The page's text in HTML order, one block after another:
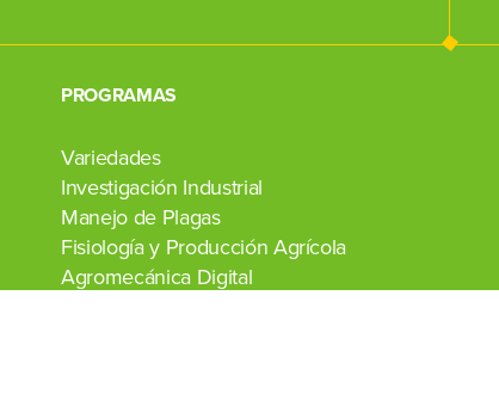
PROGRAMAS
Variedades
Investigación Industrial
Manejo de Plagas
Fisiología y Producción Agrícola
Agromecánica Digital